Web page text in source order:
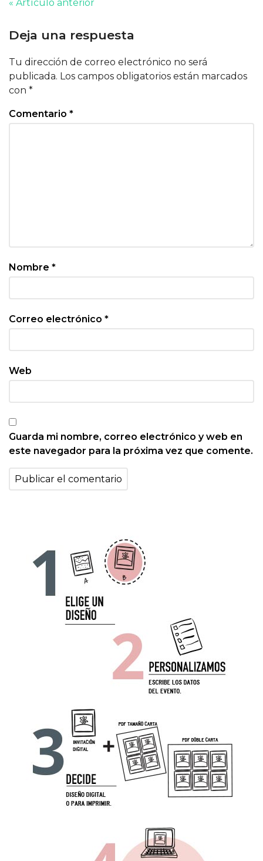
« Artículo anterior
Deja una respuesta
Tu dirección de correo electrónico no será
publicada. Los campos obligatorios están marcados
con *
Comentario *
Nombre *
Correo electrónico *
Web
Guarda mi nombre, correo electrónico y web en
este navegador para la próxima vez que comente.